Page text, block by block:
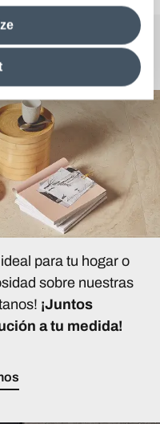
combine itwith other
this banner,
tocontinue browsing
cookies. For more
Preguntas?
para tu hogar o
sobre nuestras
¡Juntos
a tu medida!